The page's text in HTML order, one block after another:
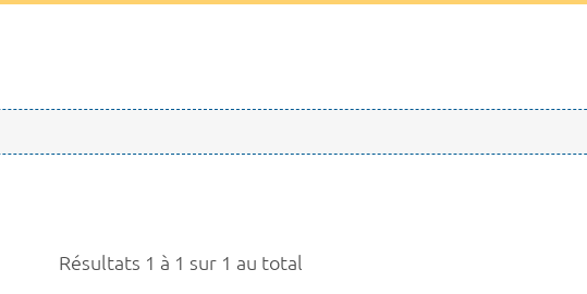
Résultats 1 à 1 sur 1 au total